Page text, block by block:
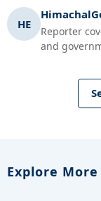
HE
Reporter
and
Explore More